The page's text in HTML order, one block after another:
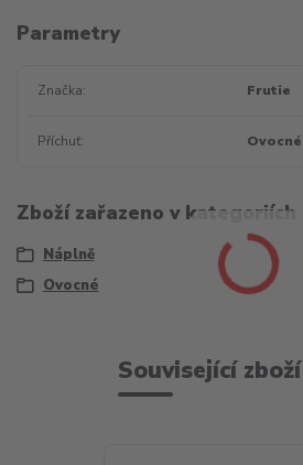
Parametry
Značka Frutie
Příchuť Ovocné
Zboží zařazeno v kategoriích
Náplně
Ovocné
Související zboží